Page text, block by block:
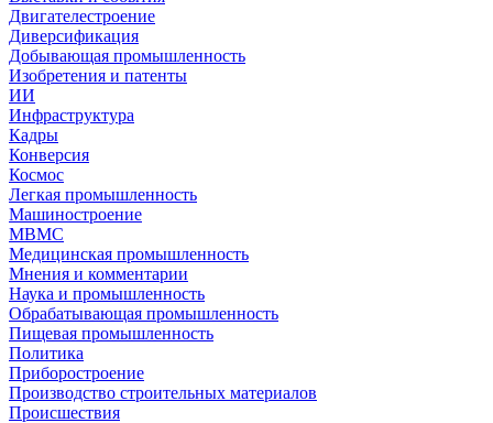
Двигателестроение
Диверсификация
Добывающая промышленность
Изобретения и патенты
ИИ
Инфраструктура
Кадры
Конверсия
Космос
Легкая промышленность
Машиностроение
МВМС
Медицинская промышленность
Мнения и комментарии
Наука и промышленность
Обрабатывающая промышленность
Пищевая промышленность
Политика
Приборостроение
Производство строительных материалов
Происшествия